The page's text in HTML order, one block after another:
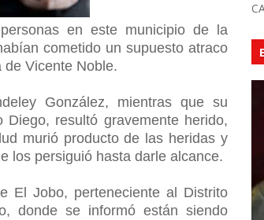
en este municipio de la
cometido un supuesto atraco
Vicente Noble.
González, mientras que su
resultó gravemente herido,
murió producto de las heridas y
los persiguió hasta darle alcance.
El Jobo, perteneciente al Distrito
donde se informó están siendo